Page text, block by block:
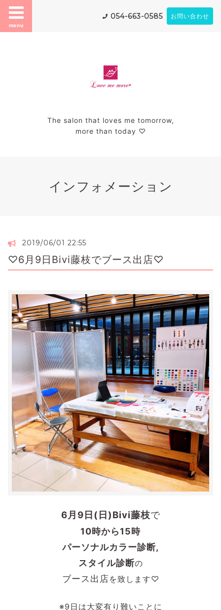
menu
054-663-0585 お問い合わせ
The salon that loves me tomorrow,
more than today ♡
インフォメーション
2019/06/01 22:55
♡6月9日Bivi藤枝でブース出店♡
6月9日(日)Bivi藤枝で
10時から15時
パーソナルカラー診断,
スタイル診断の
ブース出店を致します♡
※9日は大変有り難いことに